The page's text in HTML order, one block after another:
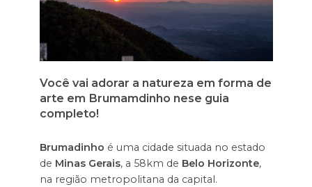
Você vai adorar a natureza em forma de
arte em Brumamdinho nese guia
completo!
Brumadinho é uma cidade situada no estado
de Minas Gerais, a 58km de Belo Horizonte,
na região metropolitana da capital.